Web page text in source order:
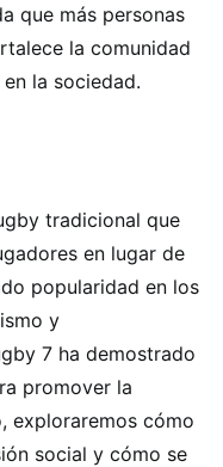
que más personas
la comunidad
la sociedad.
tradicional que
en lugar de
popularidad en los
y
7 ha demostrado
promover la
exploraremos cómo
social y cómo se